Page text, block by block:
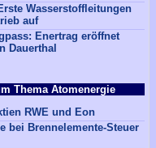
Thema Atomenergie
RWE und Eon
bei Brennelemente-Steuer
Wasserstoffleitungen
auf
Enertrag eröffnet
Dauerthal